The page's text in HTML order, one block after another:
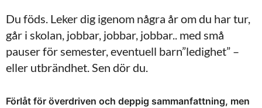
Du föds. Leker dig igenom några år om du har tur,
går i skolan, jobbar, jobbar, jobbar.. med små
pauser för semester, eventuell barn”ledighet” –
eller utbrändhet. Sen dör du.
Förlåt för överdriven och deppig sammanfattning, men